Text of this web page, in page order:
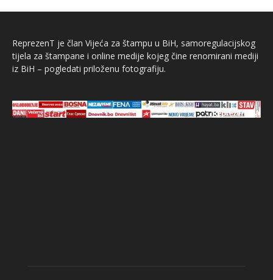
ReprezenT je član Vijeća za štampu u BiH, samoregulacijskog
tijela za štampane i online medije kojeg čine renomirani mediji
iz BiH – pogledati priloženu fotografiju.